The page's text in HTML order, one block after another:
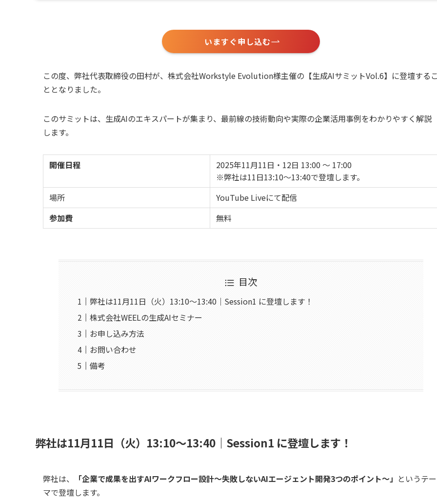
いますぐ申し込む
この度、弊社代表取締役の田村が、株式会社Workstyle Evolution様主催の【生成AIサミットVol.6】に登壇する
ととなりました。
このサミットは、生成AIのエキスパートが集まり、最前線の技術動向や実際の企業活用事例をわかりやすく解説
します。
開催日程
2025年11月11日・12日 13:00 ～ 17:00
※弊社は11日13:10〜13:40で登壇します。
場所
YouTube Liveにて配信
参加費
無料
目次
弊社は11月11日（火）13:10〜13:40｜Session1 に登壇します！
株式会社WEELの生成AIセミナー
お申し込み方法
お問い合わせ
備考
弊社は11月11日（火）13:10〜13:40｜Session1 に登壇します！
弊社は、 「企業で成果を出すAIワークフロー設計〜失敗しないAIエージェント開発3つのポイント〜」 というテー
マで登壇します。